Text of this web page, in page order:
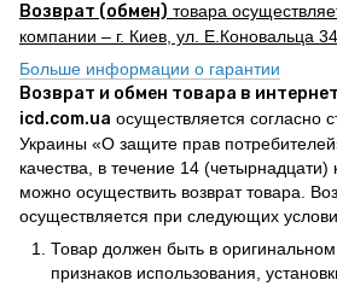
Возврат (обмен) товара
компании – г. Киев, ул. Е.Коновальца
Больше информации о гарантии
Возврат и обмен товара в
icd.com.ua осуществляется согласно
Украины «О защите прав
качества, в течение 14
можно осуществить возврат товара.
осуществляется при следующих
Товар должен быть в
признаков использования,